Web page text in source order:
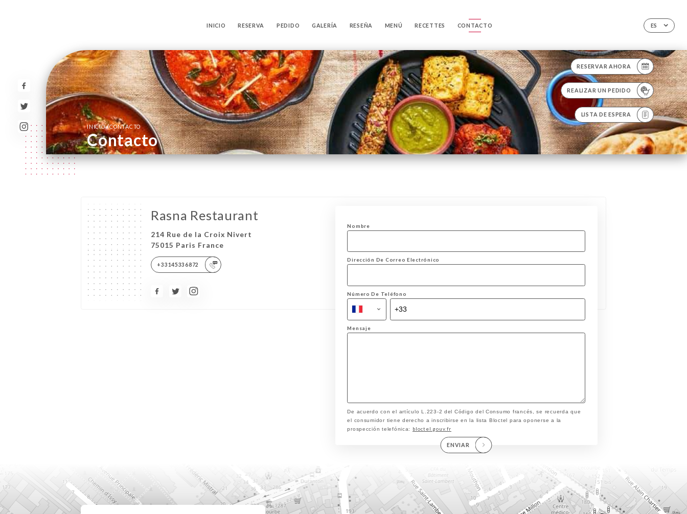
ES
INICIO RESERVA PEDIDO GALERÍA RESEÑA MENÚ RECETTES CONTACTO
RESERVAR AHORA
REALIZAR UN PEDIDO
LISTA DE ESPERA
INICIO/CONTACTO
Contacto
Rasna Restaurant
214 Rue de la Croix Nivert
75015 Paris France
+33145336872
Nombre
Dirección De Correo Electrónico
Número De Teléfono
Mensaje
De acuerdo con el artículo L.223-2 del Código del Consumo francés, se recuerda que
el consumidor tiene derecho a inscribirse en la lista Bloctel para oponerse a la
prospección telefónica: bloctel.gouv.fr
ENVIAR